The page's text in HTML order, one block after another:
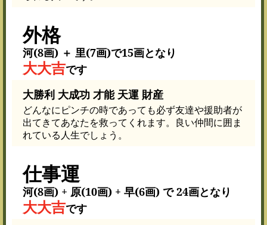
外格
河(8画) ＋ 里(7画)で15画となり
大大吉です
大勝利 大成功 才能 天運 財産
どんなにピンチの時であっても必ず友達や援助者が
出てきてあなたを救ってくれます。良い仲間に囲ま
れている人生でしょう。
仕事運
河(8画) + 原(10画) + 早(6画) で 24画となり
大大吉です